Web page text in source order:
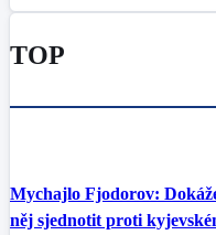
TOP
Mychajlo Fjodorov:
něj sjednotit proti